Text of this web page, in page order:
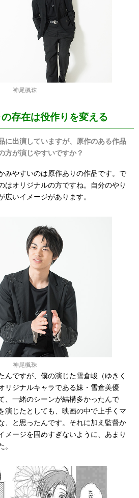
神尾楓珠
存在は役作りを変える
出演していますが、原作のある作品
方が演じやすいですか？
みやすいのは原作ありの作品です。で
はオリジナルの方ですね。自分のやり
広いイメージがあります。
神尾楓珠
んですが、僕の演じた雪倉峻（ゆきく
ジナルキャラである妹・雪倉美優
、一緒のシーンが結構多かったんで
演じたとしても、映画の中で上手くマ
、と思ったんです。それに加え監督か
メージを固めすぎないように、あまり
。